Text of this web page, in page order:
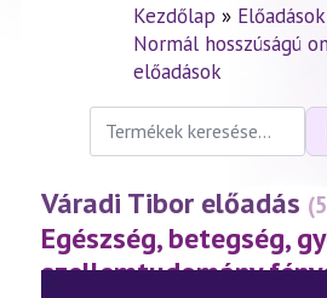
Kezdőlap »
Normál hosszúságú
előadások
Keresés
következőre:
Váradi Tibor előadás
Egészség, betegség,
szellemtudomány